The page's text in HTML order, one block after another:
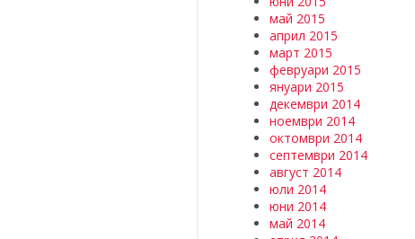
май 2015
април 2015
март 2015
февруари 2015
януари 2015
декември 2014
ноември 2014
октомври 2014
септември 2014
август 2014
юли 2014
юни 2014
май 2014